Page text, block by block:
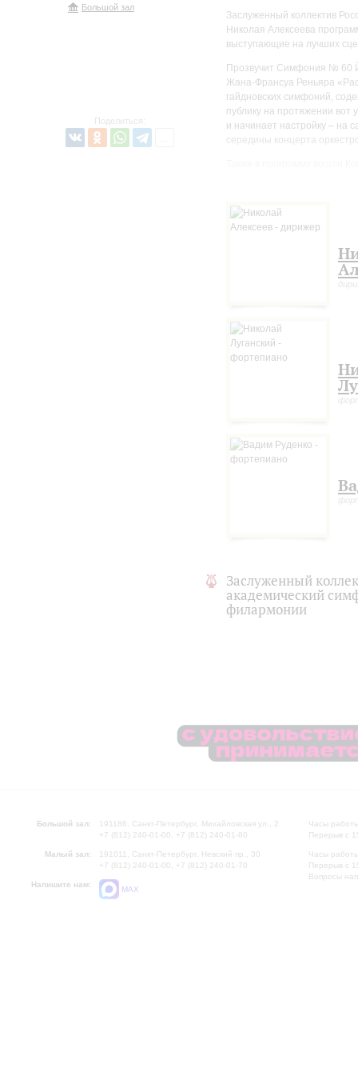
Большой зал
Поделиться:
Заслуженный коллектив
Николая Алексеева
выступающие на лучших
Прозвучит Симфония № 60
Жана-Франсуа Реньяра
гайдновских симфоний,
публику на протяжении вот
и начинает настройку – на
середины концерта
девушкой между двумя
Заслуженный
академический
филармонии
Большой зал:
191186, Санкт-Петербург, Михайловская ул., 2
+7 (812) 240-01-00, +7 (812) 240-01-80
Малый зал:
191011, Санкт-Петербург, Невский пр., 30
+7 (812) 240-01-00, +7 (812) 240-01-70
Напишите нам:
MAX
Часы
Перерыв с
Часы
Перерыв с
Вопросы